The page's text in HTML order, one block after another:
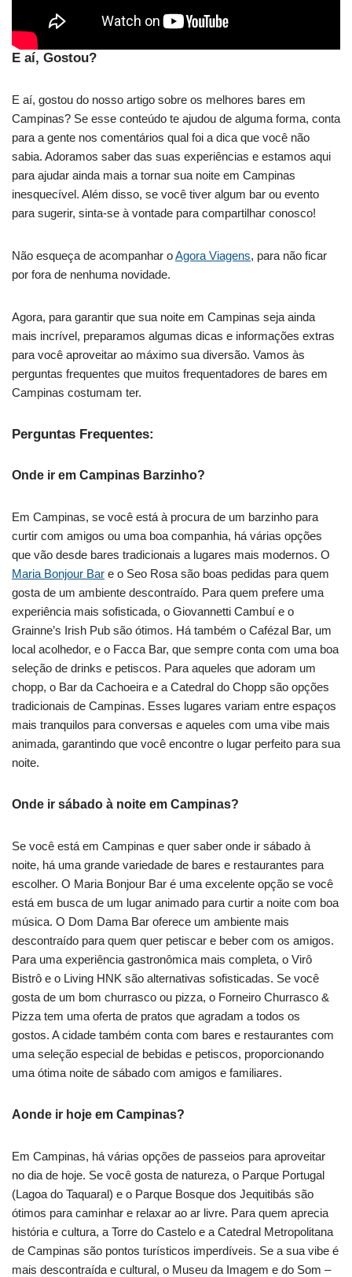
E aí, Gostou?
E aí, gostou do nosso artigo sobre os melhores bares em
Campinas? Se esse conteúdo te ajudou de alguma forma, conta
para a gente nos comentários qual foi a dica que você não
sabia. Adoramos saber das suas experiências e estamos aqui
para ajudar ainda mais a tornar sua noite em Campinas
inesquecível. Além disso, se você tiver algum bar ou evento
para sugerir, sinta-se à vontade para compartilhar conosco!
Não esqueça de acompanhar oAgora Viagens, para não ficar
por fora de nenhuma novidade.
Agora, para garantir que sua noite em Campinas seja ainda
mais incrível, preparamos algumas dicas e informações extras
para você aproveitar ao máximo sua diversão. Vamos às
perguntas frequentes que muitos frequentadores de bares em
Campinas costumam ter.
Perguntas Frequentes:
Onde ir em Campinas Barzinho?
Em Campinas, se você está à procura de um barzinho para
curtir com amigos ou uma boa companhia, há várias opções
que vão desde bares tradicionais a lugares mais modernos. O
Maria Bonjour Bar e o Seo Rosa são boas pedidas para quem
gosta de um ambiente descontraído. Para quem prefere uma
experiência mais sofisticada, o Giovannetti Cambuí e o
Grainne’s Irish Pub são ótimos. Há também o Cafézal Bar, um
local acolhedor, e o Facca Bar, que sempre conta com uma boa
seleção de drinks e petiscos. Para aqueles que adoram um
chopp, o Bar da Cachoeira e a Catedral do Chopp são opções
tradicionais de Campinas. Esses lugares variam entre espaços
mais tranquilos para conversas e aqueles com uma vibe mais
animada, garantindo que você encontre o lugar perfeito para sua
noite.
Onde ir sábado à noite em Campinas?
Se você está em Campinas e quer saber onde ir sábado à
noite, há uma grande variedade de bares e restaurantes para
escolher. O Maria Bonjour Bar é uma excelente opção se você
está em busca de um lugar animado para curtir a noite com boa
música. O Dom Dama Bar oferece um ambiente mais
descontraído para quem quer petiscar e beber com os amigos.
Para uma experiência gastronômica mais completa, o Virô
Bistrô e o Living HNK são alternativas sofisticadas. Se você
gosta de um bom churrasco ou pizza, o Forneiro Churrasco &
Pizza tem uma oferta de pratos que agradam a todos os
gostos. A cidade também conta com bares e restaurantes com
uma seleção especial de bebidas e petiscos, proporcionando
uma ótima noite de sábado com amigos e familiares.
Aonde ir hoje em Campinas?
Em Campinas, há várias opções de passeios para aproveitar
no dia de hoje. Se você gosta de natureza, o Parque Portugal
(Lagoa do Taquaral) e o Parque Bosque dos Jequitibás são
ótimos para caminhar e relaxar ao ar livre. Para quem aprecia
história e cultura, a Torre do Castelo e a Catedral Metropolitana
de Campinas são pontos turísticos imperdíveis. Se a sua vibe é
mais descontraída e cultural, o Museu da Imagem e do Som –